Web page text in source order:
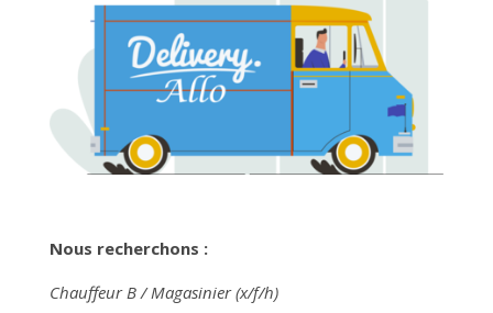
Nous recherchons :
Chauffeur B / Magasinier (x/f/h)